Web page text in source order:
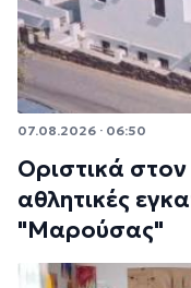
07.08.2026 · 06:50
Οριστικά
αθλητικές
"Μαρούσας"